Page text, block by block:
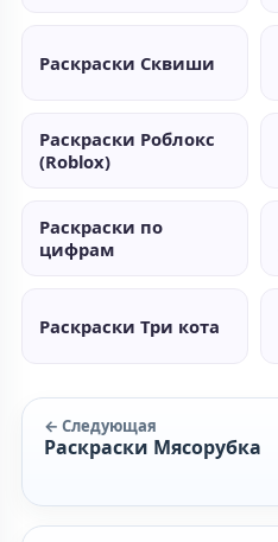
Раскраски Сквиши
Раскраски Роблокс
(Roblox)
Раскраски по
цифрам
Раскраски Три кота
← Следующая
Раскраски Мясорубка